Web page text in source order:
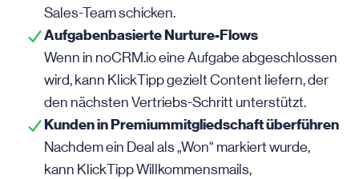
Sales-Team schicken.
Aufgabenbasierte Nurture-Flows
Wenn in noCRM.io eine Aufgabe abgeschlossen
wird, kann KlickTipp gezielt Content liefern, der
den nächsten Vertriebs-Schritt unterstützt.
Kunden in Premiummitgliedschaft überführen
Nachdem ein Deal als „Won“ markiert wurde,
kann KlickTipp Willkommensmails,